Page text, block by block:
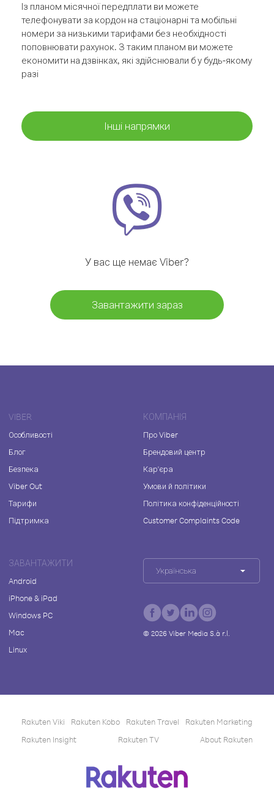
Із планом місячної передплати ви можете
телефонувати за кордон на стаціонарні та мобільні
номери за низькими тарифами без необхідності
поповнювати рахунок. З таким планом ви можете
економити на дзвінках, які здійснювали б у будь-якому
разі
Інші напрямки
У вас ще немає Viber?
Завантажити зараз
VIBER
Особливості
Блог
Безпека
Viber Out
Тарифи
Підтримка
КОМПАНІЯ
Про Viber
Брендовий центр
Кар'єра
Умови й політики
Політика конфіденційності
Customer Complaints Code
ЗАВАНТАЖИТИ
Android
iPhone & iPad
Windows PC
Mac
Linux
Українська
© 2026Viber Media S.à r.l.
Rakuten Viki Rakuten Kobo Rakuten Travel
Rakuten Marketing
Rakuten Insight
Rakuten TV About Rakuten